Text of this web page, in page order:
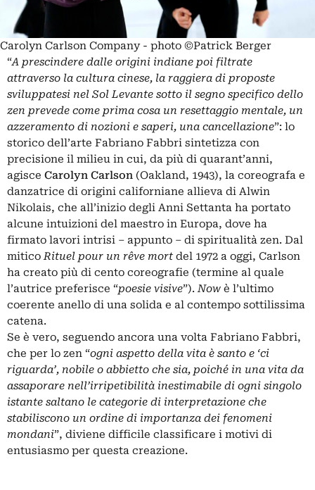
Carolyn Carlson Company - photo ©Patrick Berger
“A prescindere dalle origini indiane poi filtrate
attraverso la cultura cinese, la raggiera di proposte
sviluppatesi nel Sol Levante sotto il segno specifico dello
zen prevede come prima cosa un resettaggio mentale, un
azzeramento di nozioni e saperi, una cancellazione”: lo
storico dell’arte Fabriano Fabbri sintetizza con
precisione il milieu in cui, da più di quarant’anni,
agisce Carolyn Carlson (Oakland, 1943), la coreografa e
danzatrice di origini californiane allieva di Alwin
Nikolais, che all’inizio degli Anni Settanta ha portato
alcune intuizioni del maestro in Europa, dove ha
firmato lavori intrisi – appunto – di spiritualità zen. Dal
miticoRituel pour un rêve mort del 1972 a oggi, Carlson
ha creato più di cento coreografie (termine al quale
l’autrice preferisce “poesie visive”).Now è l’ultimo
coerente anello di una solida e al contempo sottilissima
catena.
Se è vero, seguendo ancora una volta Fabriano Fabbri,
che per lo zen “ogni aspetto della vita è santo e ‘ci
riguarda’, nobile o abbietto che sia, poiché in una vita da
assaporare nell’irripetibilità inestimabile di ogni singolo
istante saltano le categorie di interpretazione che
stabiliscono un ordine di importanza dei fenomeni
mondani”, diviene difficile classificare i motivi di
entusiasmo per questa creazione.